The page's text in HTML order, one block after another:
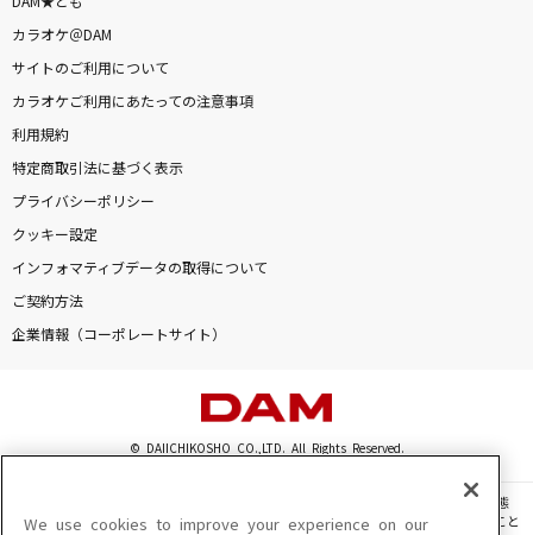
カラオケ＠DAM
サイトのご利用について
カラオケご利用にあたっての注意事項
利用規約
特定商取引法に基づく表示
プライバシーポリシー
クッキー設定
インフォマティブデータの取得について
ご契約方法
企業情報（コーポレートサイト）
© DAIICHIKOSHO CO.,LTD. All Rights Reserved.
このサイトに掲載されている一切の文章・画像・写真・動画・音声等を、手段や形態
を問わず、著作権法の定める範囲を超えて無断で複製、転載、ファイル化などすること
We use cookies to improve your experience on our